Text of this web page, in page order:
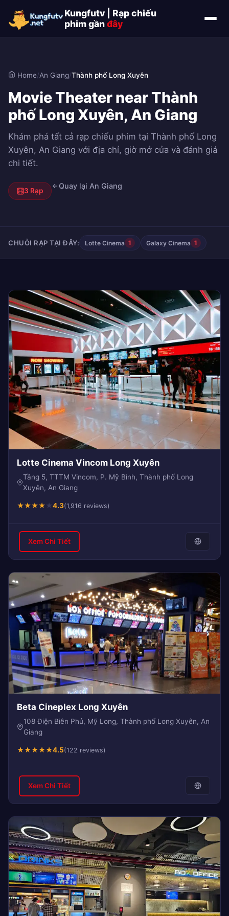
Kungfutv | Rạp chiếu
phim gầnđây
Home/An Giang/Thành phố Long Xuyên
Movie Theater near Thành
phố Long Xuyên, An Giang
Khám phá tất cả rạp chiếu phim tại Thành phố Long
Xuyên, An Giang với địa chỉ, giờ mở cửa và đánh giá
chi tiết.
3 Rạp
Quay lại An Giang
CHUỖI RẠP TẠI ĐÂY: Lotte Cinema 1 Galaxy Cinema 1
Lotte Cinema Vincom Long Xuyên
Tầng 5, TTTM Vincom, P. Mỹ Bình, Thành phố Long
Xuyên, An Giang
★★★★★4.3(1,916 reviews)
Xem Chi Tiết
Beta Cineplex Long Xuyên
108 Điện Biên Phủ, Mỹ Long, Thành phố Long Xuyên, An
Giang
★★★★★4.5(122 reviews)
Xem Chi Tiết